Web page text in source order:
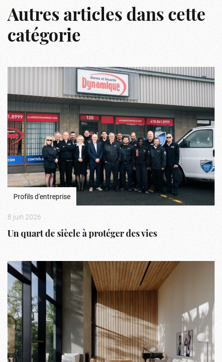
Autres articles dans cette
catégorie
Profils d'entreprise
8 juin 2026
Un quart de siècle à protéger des vies